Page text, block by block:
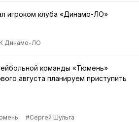
игроком клуба «Динамо-ЛО»
Динамо-ЛО
команды «Тюмень»
августа планируем приступить
#Сергей Шульга